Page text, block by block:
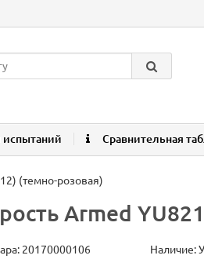
Сравнительная
(темно-розовая)
Armed
20170000106
Наличие: